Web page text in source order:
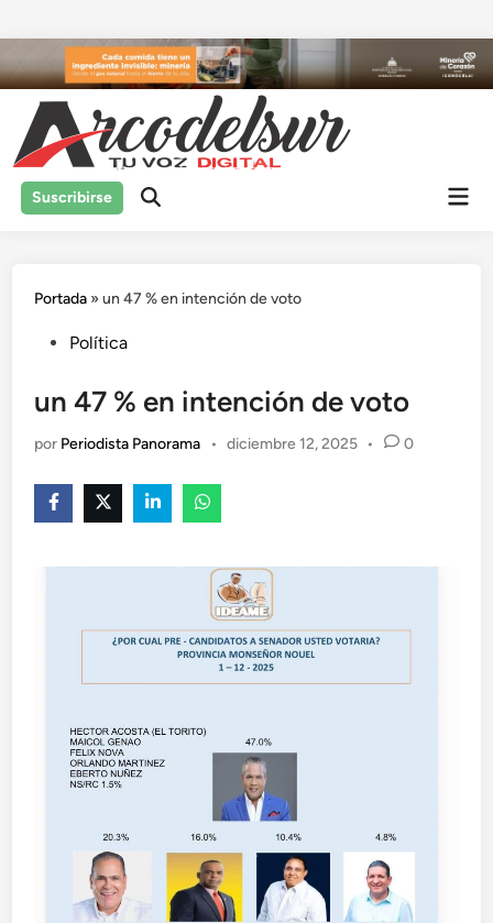
al
contenido
Suscribirse
Portada »un 47 % en intención de voto
Publicado
Política
un 47 % en intención de voto
por Periodista Panorama • diciembre 12, 2025 • 0